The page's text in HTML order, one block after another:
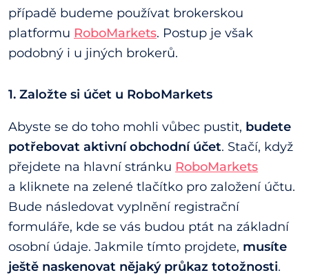
případě budeme používat brokerskou
platformu RoboMarkets. Postup je však
podobný i u jiných brokerů.
1. Založte si účet u RoboMarkets
Abyste se do toho mohli vůbec pustit, budete
potřebovat aktivní obchodní účet. Stačí, když
přejdete na hlavní stránku RoboMarkets
a kliknete na zelené tlačítko pro založení účtu.
Bude následovat vyplnění registrační
formuláře, kde se vás budou ptát na základní
osobní údaje. Jakmile tímto projdete, musíte
ještě naskenovat nějaký průkaz totožnosti.